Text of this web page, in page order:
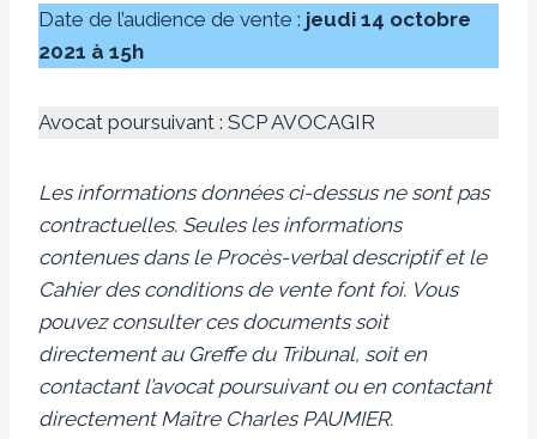
Date de l’audience de vente : jeudi 14 octobre
2021 à 15h
Avocat poursuivant : SCP AVOCAGIR
Les informations données ci-dessus ne sont pas
contractuelles. Seules les informations
contenues dans le Procès-verbal descriptif et le
Cahier des conditions de vente font foi. Vous
pouvez consulter ces documents soit
directement au Greffe du Tribunal, soit en
contactant l’avocat poursuivant ou en contactant
directement Maître Charles PAUMIER.